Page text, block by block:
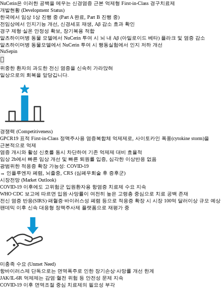
NuCerin은 이러한 공백을 메우는 신경염증 근본 억제형 First-in-Class 경구치료제
개발현황 (Development Status)
한국에서 임상 1상 진행 중 (Part A 완료, Part B 진행 중)
전임상에서 인지기능 개선, 신경세포 재생, Aβ 감소 효과 확인
경구 제형·실온 안정성 확보, 장기복용 적합
알츠하이머병 동물 모델에서 NuCerin 투여 시 뇌 내 Aβ (아밀로이드 베타) 플라크 및 염증 감소
알츠하이머병 동물모델에서 NuCerin 투여 시 행동실험에서 인지 저하 개선
NuSepin
위중한 환자의 과도한 전신 염증을 신속히 가라앉혀
일상으로의 회복을 앞당깁니다.
경쟁력 (Competitiveness)
GPCR19 표적 First-in-Class 정맥주사용 염증복합체 억제제로, 사이토카인 폭풍(cytokine storm)을
근본적으로 억제
염증 개시와 활성 신호를 동시 차단하여 기존 억제제 대비 효율적
임상 2b에서 빠른 임상 개선 및 빠른 퇴원률 입증, 심각한 이상반응 없음
광범위한 적응증 확장 가능성: COVID-19
→ 인플루엔자 폐렴, 뇌졸중, CRS (심폐우회술 후 증후군)
시장전망 (Market Outlook)
COVID-19 이후에도 고위험군 입원환자용 항염증 치료제 수요 지속
WHO·CDC 보고에 따르면 입원·사망률이 여전히 높은 고령층 중심으로 치료 공백 존재
전신 염증 반응(SIRS)·패혈증·바이러스성 폐렴 등으로 적응증 확장 시 시장 100억 달러이상 규모 예상
팬데믹 이후 신속 대응형 정맥주사제 플랫폼으로 재평가 중
미충족 수요 (Unmet Need)
항바이러스제 단독으로는 면역폭주로 인한 장기손상·사망률 개선 한계
JAK/IL-6R 억제제는 감염·혈전 위험 등 안전성 문제 지속
COVID-19 이후 면역조절 중심 치료제의 필요성 부각